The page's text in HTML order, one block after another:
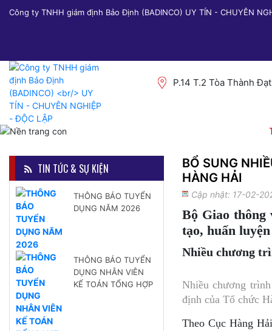
Công ty TNHH giám định Bảo Định (BADINCO) UY TÍN - CHUYÊN
P.14 T.2 Tòa Thành
TIN TỨC & SỰ KIỆN
THÔNG BÁO TUYỂN
DỤNG NĂM 2026
THÔNG BÁO TUYỂN
DỤNG NHÂN VIÊN
KẾ TOÁN TỔNG HỢP
BỔ SUNG
HÀNG HẢI
Cập nhật: 17-02-
Bộ Giao
tạo, huấn
Nhiều chương
Nhiều chương
định của Tổ chức
Theo Cục Hàng